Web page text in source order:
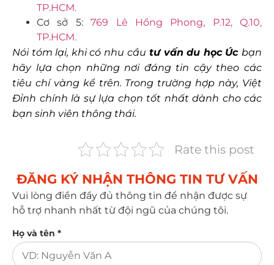
TP.HCM.
Cơ sở 5:769 Lê Hồng Phong, P.12, Q.10,
TP.HCM.
Nói tóm lại, khi có nhu cầu tư vấn du học Úc bạn
hãy lựa chọn những nơi đáng tin cậy theo các
tiêu chí vàng kể trên. Trong trường hợp này, Việt
Đỉnh chính là sự lựa chọn tốt nhất dành cho các
bạn sinh viên thông thái.
Rate this post
ĐĂNG KÝ NHẬN THÔNG TIN TƯ VẤN​
Vui lòng điền đầy đủ thông tin để nhận được sự
hỗ trợ nhanh nhất từ đội ngũ của chúng tôi.
Họ và tên *